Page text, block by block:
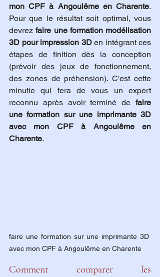
mon CPF à Angoulême en Charente.
Pour que le résultat soit optimal, vous
devrez faire une formation modélisation
3D pour impression 3D en intégrant ces
étapes de finition dès la conception
(prévoir des jeux de fonctionnement,
des zones de préhension). C'est cette
minutie qui fera de vous un expert
reconnu après avoir terminé de faire
une formation sur une imprimante 3D
avec mon CPF à Angoulême en
Charente.
faire une formation sur une imprimante 3D
avec mon CPF à Angoulême en Charente
Comment comparer les